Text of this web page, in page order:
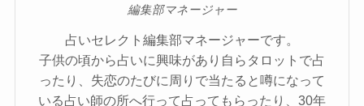
編集部マネージャー
占いセレクト編集部マネージャーです。
子供の頃から占いに興味があり自らタロットで占
ったり、失恋のたびに周りで当たると噂になって
いる占い師の所へ行って占ってもらったり、30年